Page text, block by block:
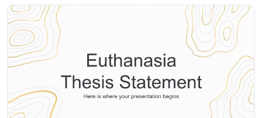
giảng dạy tất cả 50 tiểu bang của Hoa Kỳ. Nó có nhiều bản
đồ của các tiểu bang khác nhau! Vì chúng tôi đã sử dụng
tông màu xanh lam, mọi thứ đều ổn, êm dịu, nhẹ nhàng...
Này, hãy thức dậy, chúng ta đang ở giữa lớp! Nếu bạn thấy
một số trạng thái bị thiếu, hãy kiểm tra các trang trình bày
ở cuối mẫu, nơi bạn sẽ tìm thấy các liên kết đến phần còn
lại của chúng!